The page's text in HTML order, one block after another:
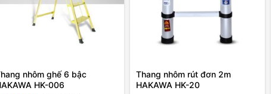
nhôm ghế 6 bậc
HK-006
Thang nhôm rút đơn 2m
HAKAWA HK-20